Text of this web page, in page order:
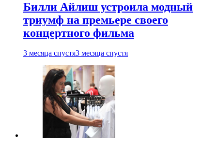
Билли Айлиш устроила модный
триумф на премьере своего
концертного фильма
3 месяца спустя3 месяца спустя